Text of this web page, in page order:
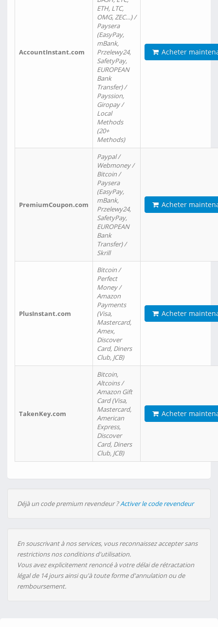
AccountInstant.com
ETH, LTC,
OMG, ZEC…) /
Paysera
(EasyPay,
mBank,
Przelewy24,
SafetyPay,
EUROPEAN
Bank
Transfer) /
Payssion,
Giropay /
Local
Methods
(20+
Methods)
Acheter
PremiumCoupon.com
Paypal /
Webmoney /
Bitcoin /
Paysera
(EasyPay,
mBank,
Przelewy24,
SafetyPay,
EUROPEAN
Bank
Transfer) /
Skrill
Acheter
PlusInstant.com
Bitcoin /
Perfect
Money /
Amazon
Payments
(Visa,
Mastercard,
Amex,
Discover
Card, Diners
Club, JCB)
Acheter
TakenKey.com
Bitcoin,
Altcoins /
Amazon Gift
Card (Visa,
Mastercard,
American
Express,
Discover
Card, Diners
Club, JCB)
Acheter
Déjà un code premium revendeur ?Activer le code revendeur
En souscrivant à nos services, vous reconnaissez accepter sans
restrictions nos conditions d'utilisation.
Vous avez explicitement renoncé à votre délai de rétractation
légal de 14 jours ainsi qu'à toute forme d'annulation ou de
remboursement.